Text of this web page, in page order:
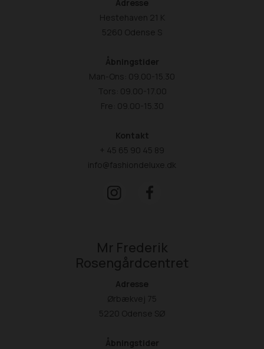
Adresse
Hestehaven 21 K
5260 Odense S
Åbningstider
Man-Ons: 09.00-15.30
Tors: 09.00-17.00
Fre: 09.00-15.30
Kontakt
+ 45 65 90 45 89
info@fashiondeluxe.dk
Mr Frederik
Rosengårdcentret
Adresse
Ørbækvej 75
5220 Odense SØ
Åbningstider